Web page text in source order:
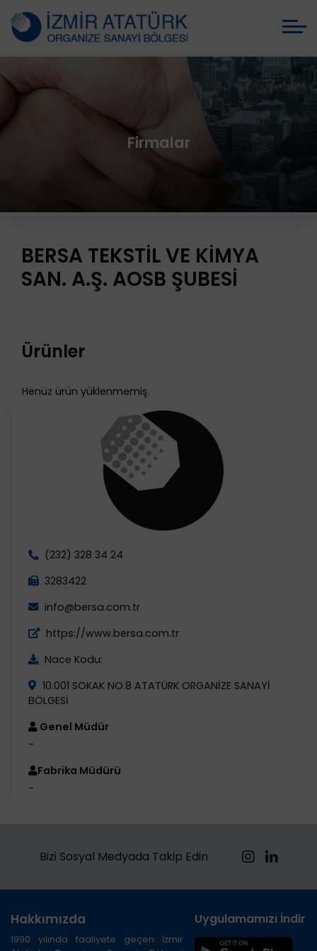
Firmalar
BERSA TEKSTİL VE KİMYA
SAN. A.Ş. AOSB ŞUBESİ
Ürünler
Henüz ürün yüklenmemiş.
(232) 328 34 24
3283422
info@bersa.com.tr
https://www.bersa.com.tr
Nace Kodu:
10.001 SOKAK NO.8 ATATÜRK ORGANİZE SANAYİ
BÖLGESİ
Genel Müdür
-
Fabrika Müdürü
-
Bizi Sosyal Medyada Takip Edin
Hakkımızda
1990 yılında faaliyete geçen İzmir
Uygulamamızı İndirin